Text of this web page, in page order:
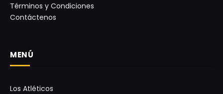
Términos y Condiciones
Contáctenos
MENÚ
Los Atléticos